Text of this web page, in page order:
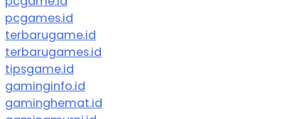
pcgames.id
terbarugame.id
terbarugames.id
tipsgame.id
gaminginfo.id
gaminghemat.id